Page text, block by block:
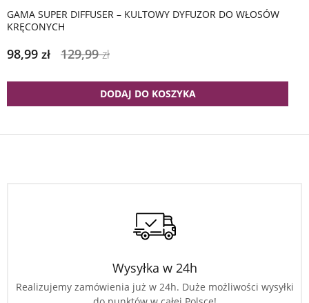
GAMA SUPER DIFFUSER – KULTOWY DYFUZOR DO WŁOSÓW
KRĘCONYCH
98,99 zł 129,99zł
DODAJ DO KOSZYKA
Wysyłka w 24h
Realizujemy zamówienia już w 24h. Duże możliwości wysyłki